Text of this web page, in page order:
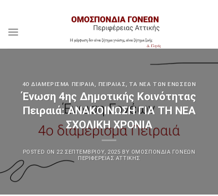
content
4Ο ΔΙΑΜΈΡΙΣΜΑ ΠΕΙΡΑΙΆ, ΠΕΙΡΑΙΆΣ, ΤΑ ΝΈΑ ΤΩΝ ΕΝΏΣΕΩΝ
Ένωση 4ης Δημοτικής Κοινότητας
Πειραιά: ΑΝΑΚΟΙΝΩΣΗ ΓΙΑ ΤΗ ΝΕΑ
ΣΧΟΛΙΚΗ ΧΡΟΝΙΑ
POSTED ON 22 ΣΕΠΤΕΜΒΡΊΟΥ, 2025 BY ΟΜΟΣΠΟΝΔΊΑ ΓΟΝΈΩΝ
ΠΕΡΙΦΈΡΕΙΑΣ ΑΤΤΙΚΉΣ